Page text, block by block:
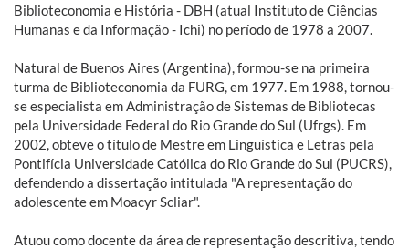
Biblioteconomia e História - DBH (atual Instituto de Ciências
Humanas e da Informação - Ichi) no período de 1978 a 2007.
Natural de Buenos Aires (Argentina), formou-se na primeira
turma de Biblioteconomia da FURG, em 1977. Em 1988, tornou-
se especialista em Administração de Sistemas de Bibliotecas
pela Universidade Federal do Rio Grande do Sul (Ufrgs). Em
2002, obteve o título de Mestre em Linguística e Letras pela
Pontifícia Universidade Católica do Rio Grande do Sul (PUCRS),
defendendo a dissertação intitulada "A representação do
adolescente em Moacyr Scliar".
Atuou como docente da área de representação descritiva, tendo